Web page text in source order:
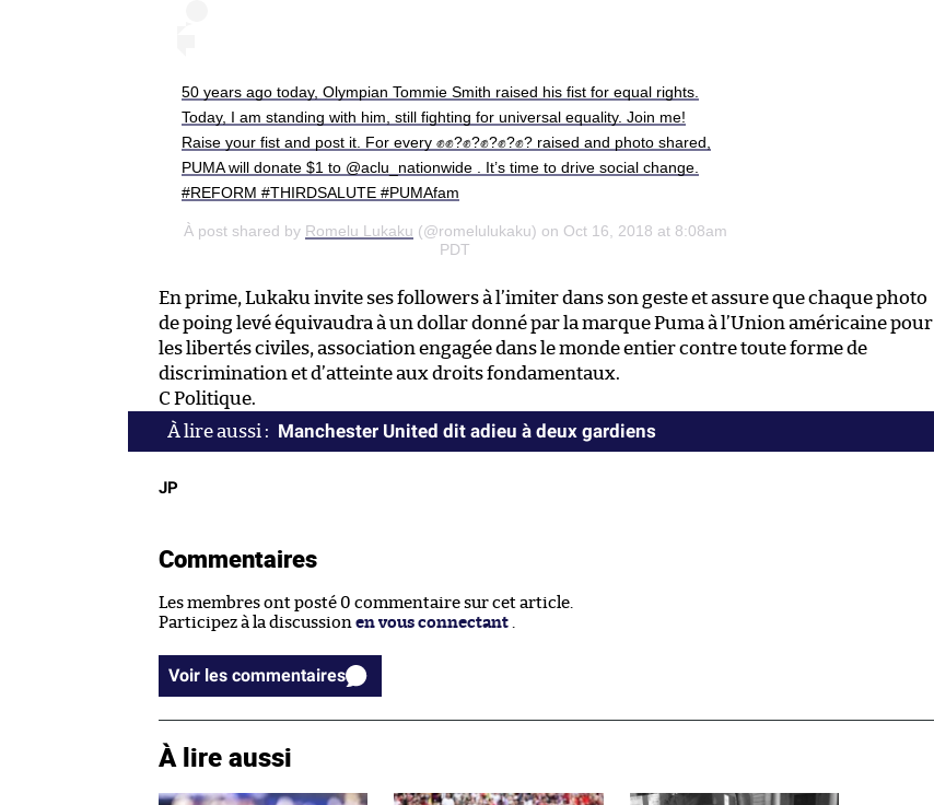
50 years ago today, Olympian Tommie Smith raised his fist for equal rights.
Today, I am standing with him, still fighting for universal equality. Join me!
Raise your fist and post it. For every ✊✊?✊?✊?✊?✊? raised and photo shared,
PUMA will donate $1 to @aclu_nationwide . It’s time to drive social change.
#REFORM #THIRDSALUTE #PUMAfam
À post shared by Romelu Lukaku (@romelulukaku) on Oct 16, 2018 at 8:08am
PDT
En prime, Lukaku invite ses followers à l’imiter dans son geste et assure que chaque photo
de poing levé équivaudra à un dollar donné par la marque Puma à l’Union américaine pour
les libertés civiles, association engagée dans le monde entier contre toute forme de
discrimination et d’atteinte aux droits fondamentaux.
C Politique.
Manchester United dit adieu à deux gardiens
JP
Commentaires
Les membres ont posté 0 commentaire sur cet article.
Participez à la discussion en vous connectant .
Voir les commentaires
À lire aussi